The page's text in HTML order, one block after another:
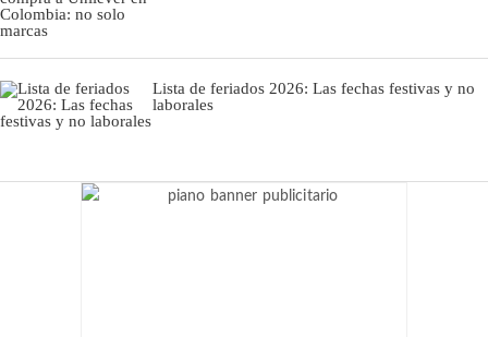
Lista de feriados 2026: Las fechas festivas y no
laborales